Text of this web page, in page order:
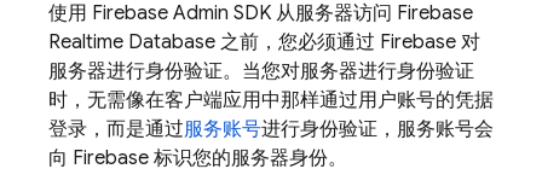
使用 Firebase Admin SDK 从服务器访问 Firebase
Realtime Database 之前，您必须通过 Firebase 对
服务器进行身份验证。当您对服务器进行身份验证
时，无需像在客户端应用中那样通过用户账号的凭据
登录，而是通过服务账号进行身份验证，服务账号会
向 Firebase 标识您的服务器身份。